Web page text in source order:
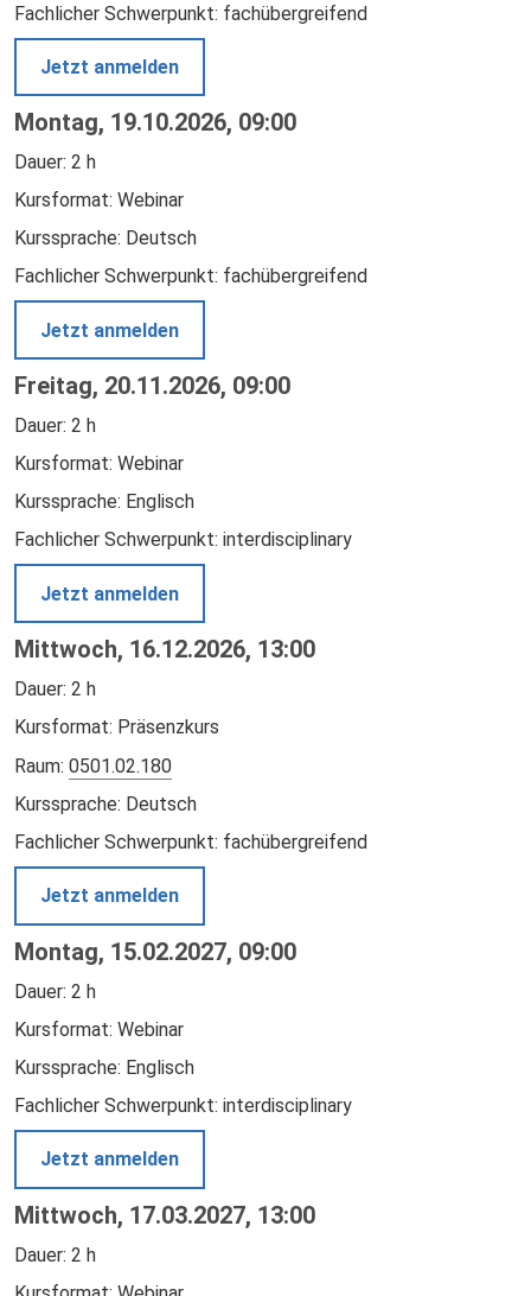
Fachlicher Schwerpunkt: fachübergreifend
Jetzt anmelden
Montag, 19.10.2026, 09:00
Dauer: 2 h
Kursformat: Webinar
Kurssprache: Deutsch
Fachlicher Schwerpunkt: fachübergreifend
Jetzt anmelden
Freitag, 20.11.2026, 09:00
Dauer: 2 h
Kursformat: Webinar
Kurssprache: Englisch
Fachlicher Schwerpunkt: interdisciplinary
Jetzt anmelden
Mittwoch, 16.12.2026, 13:00
Dauer: 2 h
Kursformat: Präsenzkurs
Raum: 0501.02.180
Kurssprache: Deutsch
Fachlicher Schwerpunkt: fachübergreifend
Jetzt anmelden
Montag, 15.02.2027, 09:00
Dauer: 2 h
Kursformat: Webinar
Kurssprache: Englisch
Fachlicher Schwerpunkt: interdisciplinary
Jetzt anmelden
Mittwoch, 17.03.2027, 13:00
Dauer: 2 h